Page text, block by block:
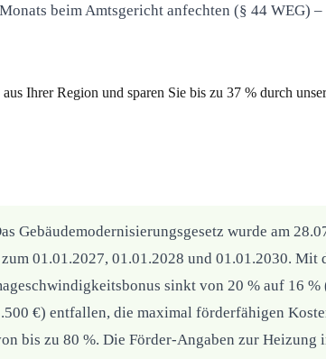
beim Amtsgericht anfechten (§ 44 WEG)
Ihrer Region und sparen Sie bis zu 37 % durch
Gebäudemodernisierungsgesetz wurde am
01.01.2027, 01.01.2028 und 01.01.2030. Mit
sinkt von 20 % auf 16
€) entfallen, die maximal förderfähigen
bis zu 80 %. Die Förder-Angaben zur